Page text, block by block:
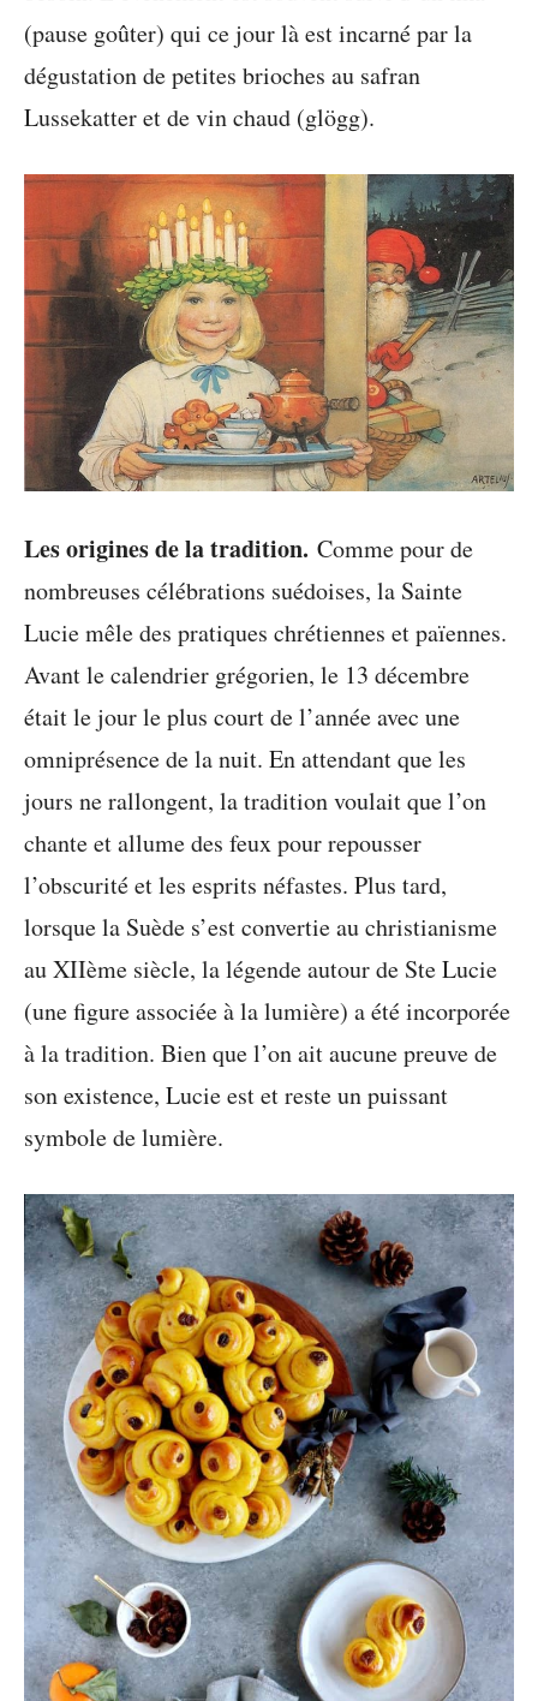
(pause goûter) qui ce jour là est incarné par la
dégustation de petites brioches au safran
Lussekatter et de vin chaud (glögg).
Les origines de la tradition. Comme pour de
nombreuses célébrations suédoises, la Sainte
Lucie mêle des pratiques chrétiennes et païennes.
Avant le calendrier grégorien, le 13 décembre
était le jour le plus court de l’année avec une
omniprésence de la nuit. En attendant que les
jours ne rallongent, la tradition voulait que l’on
chante et allume des feux pour repousser
l’obscurité et les esprits néfastes. Plus tard,
lorsque la Suède s’est convertie au christianisme
au XIIème siècle, la légende autour de Ste Lucie
(une figure associée à la lumière) a été incorporée
à la tradition. Bien que l’on ait aucune preuve de
son existence, Lucie est et reste un puissant
symbole de lumière.